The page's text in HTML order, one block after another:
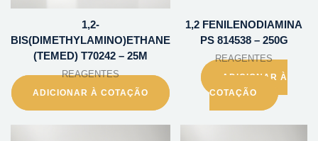
1,2-
BIS(DIMETHYLAMINO)ETHANE
(TEMED) T70242 – 25M
REAGENTES
ADICIONAR À COTAÇÃO
1,2 FENILENODIAMINA
PS 814538 – 250G
REAGENTES
ADICIONAR À
COTAÇÃO